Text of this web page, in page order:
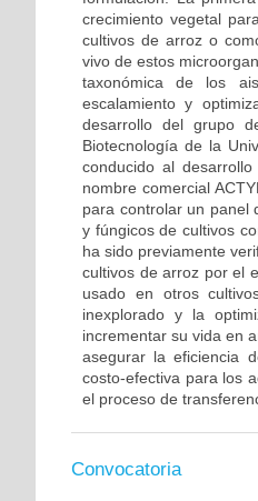
crecimiento vegetal
cultivos de arroz o
vivo de estos
taxonómica de los
escalamiento y
desarrollo del grupo
Biotecnología de la
conducido al
nombre comercial
para controlar un panel
y fúngicos de cultivos
ha sido previamente
cultivos de arroz por el
usado en otros
inexplorado y la
incrementar su vida en
asegurar la eficiencia
costo-efectiva para los
el proceso de
Convocatoria